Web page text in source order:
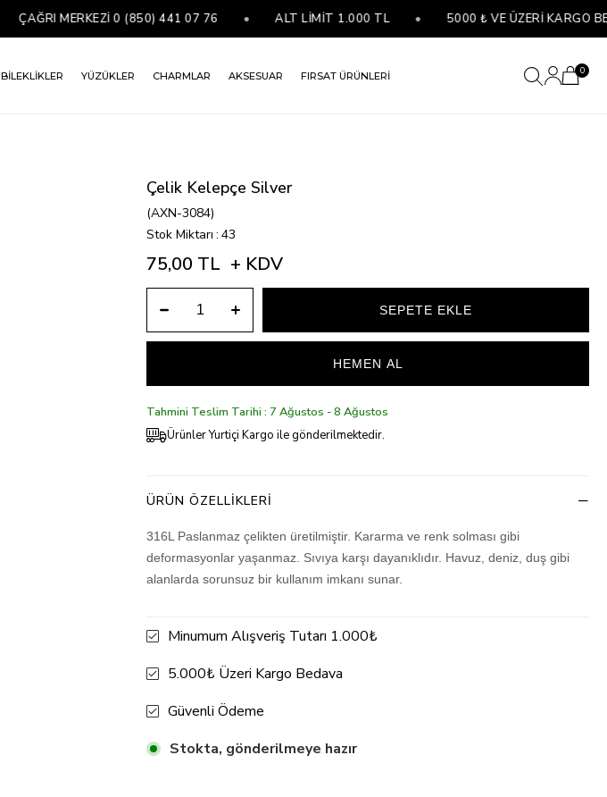
ÇAĞRI MERKEZİ 0 (850) 441 07 76 ALT LİMİT 1.000 TL 5000 ₺ VE ÜZERİ KARGO
BİLEKLİKLER YÜZÜKLER CHARMLAR AKSESUAR FIRSAT ÜRÜNLERİ 0
Çelik Kelepçe Silver
(AXN-3084)
Stok Miktarı : 43
75,00 TL + KDV
Tahmini Teslim Tarihi : 7 Ağustos - 8 Ağustos
Ürünler Yurtiçi Kargo ile gönderilmektedir.
ÜRÜN ÖZELLIKLERI
316L Paslanmaz çelikten üretilmiştir. Kararma ve renk solması gibi
deformasyonlar yaşanmaz. Sıvıya karşı dayanıklıdır. Havuz, deniz, duş gibi
alanlarda sorunsuz bir kullanım imkanı sunar.
Minumum Alışveriş Tutarı 1.000₺
5.000₺ Üzeri Kargo Bedava
Güvenli Ödeme
Stokta, gönderilmeye hazır